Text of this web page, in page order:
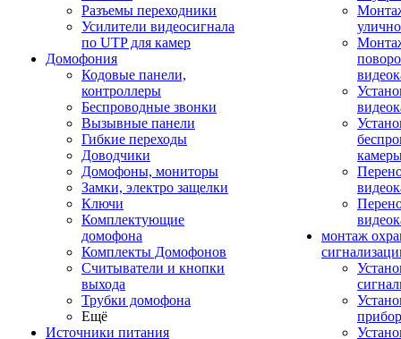
Разъемы переходники
Усилители видеосигнала
по UTP для камер
Домофония
Кодовые панели,
контроллеры
Беспроводные звонки
Вызывные панели
Гибкие переходы
Доводчики
Домофоны, мониторы
Замки, электро защелки
Ключи
Комплектующие
домофона
Комплекты Домофонов
Считыватели и кнопки
выхода
Трубки домофона
Ещё
Источники питания
монтаж